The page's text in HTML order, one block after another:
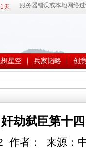
天
想星空 兵家韬略 创
奸劫弑臣第十四
作者： 来源：